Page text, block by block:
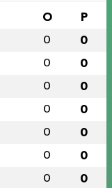
O P
0 0
0 0
0 0
0 0
0 0
0 0
0 0